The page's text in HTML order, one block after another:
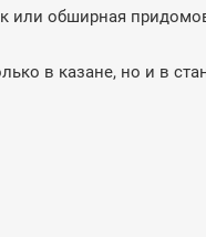
или обширная
в казане, но и в